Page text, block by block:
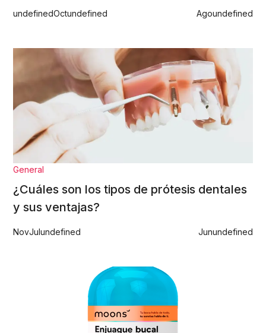
undefinedOctundefined Agoundefined
General
¿Cuáles son los tipos de prótesis dentales
y sus ventajas?
NovJulundefined Junundefined